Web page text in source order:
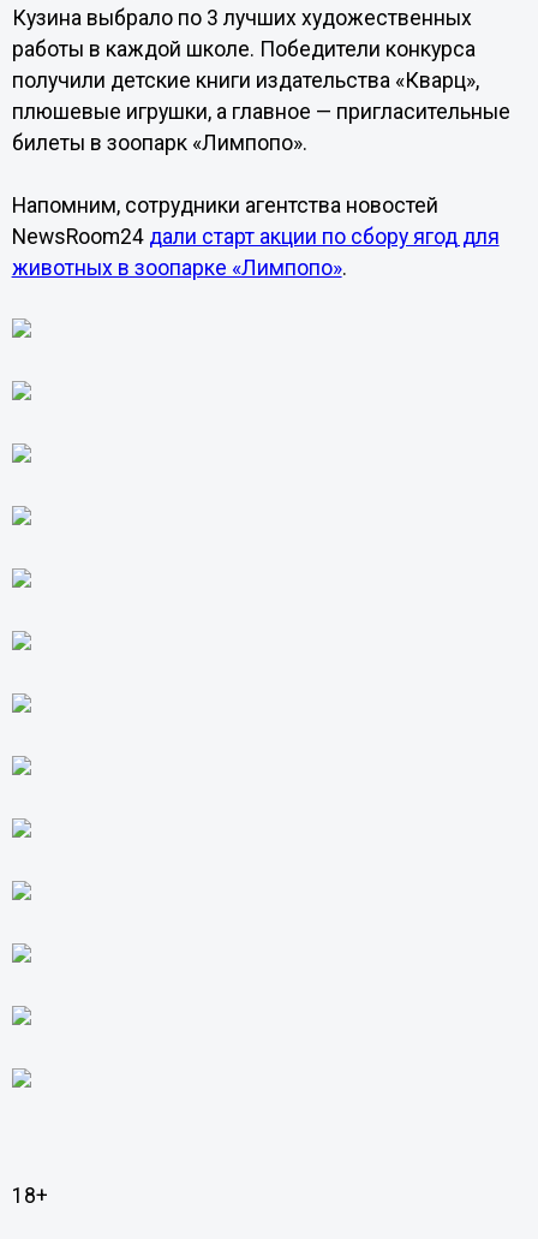
Кузина выбрало по 3 лучших художественных
работы в каждой школе. Победители конкурса
получили детские книги издательства «Кварц»,
плюшевые игрушки, а главное — пригласительные
билеты в зоопарк «Лимпопо».
Напомним, сотрудники агентства новостей
NewsRoom24 дали старт акции по сбору ягод для
животных в зоопарке «Лимпопо».
18+